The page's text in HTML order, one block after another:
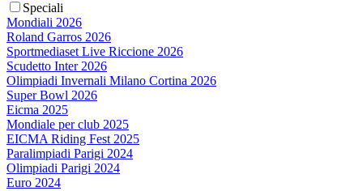
Speciali
Mondiali 2026
Roland Garros 2026
Sportmediaset Live Riccione 2026
Scudetto Inter 2026
Olimpiadi Invernali Milano Cortina 2026
Super Bowl 2026
Eicma 2025
Mondiale per club 2025
EICMA Riding Fest 2025
Paralimpiadi Parigi 2024
Olimpiadi Parigi 2024
Euro 2024